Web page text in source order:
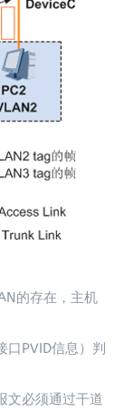
的存在，主机
PVID信息）判
文必须通过干道